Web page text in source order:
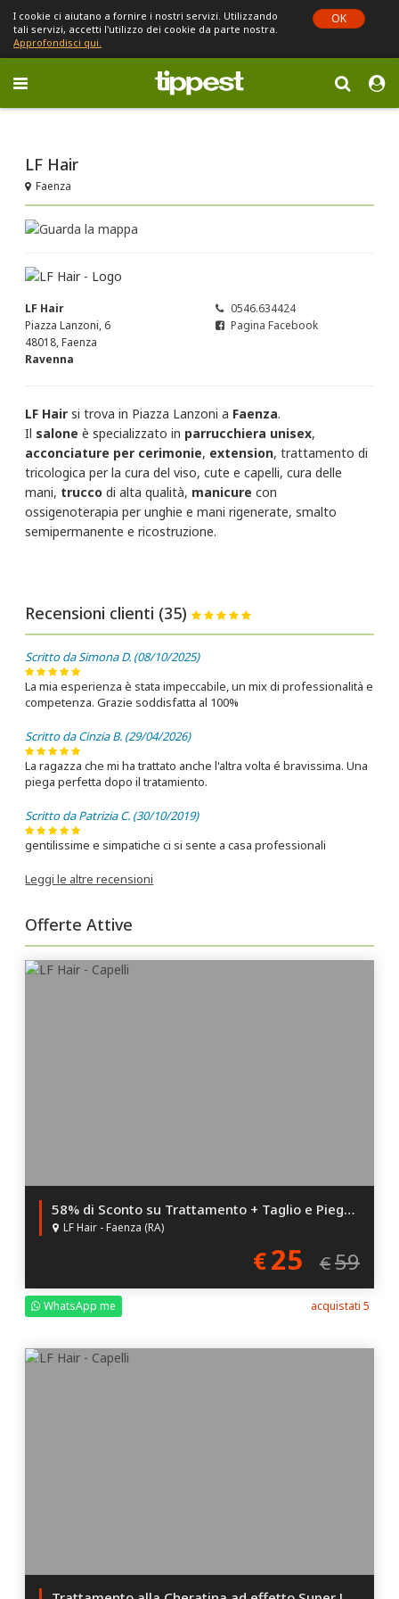
I cookie ci aiutano a fornire i nostri servizi. Utilizzando
tali servizi, accetti l'utilizzo dei cookie da parte nostra.
Approfondisci qui.
OK
Toggle
navigation
LF Hair
Faenza
LF Hair
Piazza Lanzoni, 6
48018, Faenza
Ravenna
0546.634424
Pagina Facebook
LF Hair si trova in Piazza Lanzoni a Faenza.
Il saloneè specializzato in parrucchiera unisex,
acconciature per cerimonie, extension, trattamento di
tricologica per la cura del viso, cute e capelli, cura delle
mani, truccodi alta qualità, manicurecon
ossigenoterapia per unghie e mani rigenerate, smalto
semipermanente e ricostruzione.
Recensioni clienti (35)
Scritto da Simona D. (08/10/2025)
La mia esperienza è stata impeccabile, un mix di professionalità e
competenza. Grazie soddisfatta al 100%
Scritto da Cinzia B. (29/04/2026)
La ragazza che mi ha trattato anche l'altra volta é bravissima. Una
piega perfetta dopo il tratamiento.
Scritto da Patrizia C. (30/10/2019)
gentilissime e simpatiche ci si sente a casa professionali
Leggi le altre recensioni
Offerte Attive
58% di Sconto su Trattamento + Taglio e Piega per Under 25!
LF Hair - Faenza (RA)
€25 €59
WhatsApp me acquistati 5